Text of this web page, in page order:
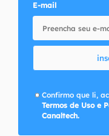
E-mail
Confirmo que li,
Termos de Uso e
Canaltech.